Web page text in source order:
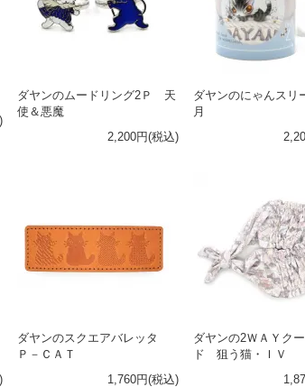
ダヤンのムードリング2Ｐ 天
使＆悪魔
2,200円(税込)
ダヤンのにゃんス
月
ダヤンのスクエアバレッタ
Ｐ－ＣＡＴ
1,760円(税込)
ダヤンの2ＷＡＹク
ド 狙う猫・ＩＶ